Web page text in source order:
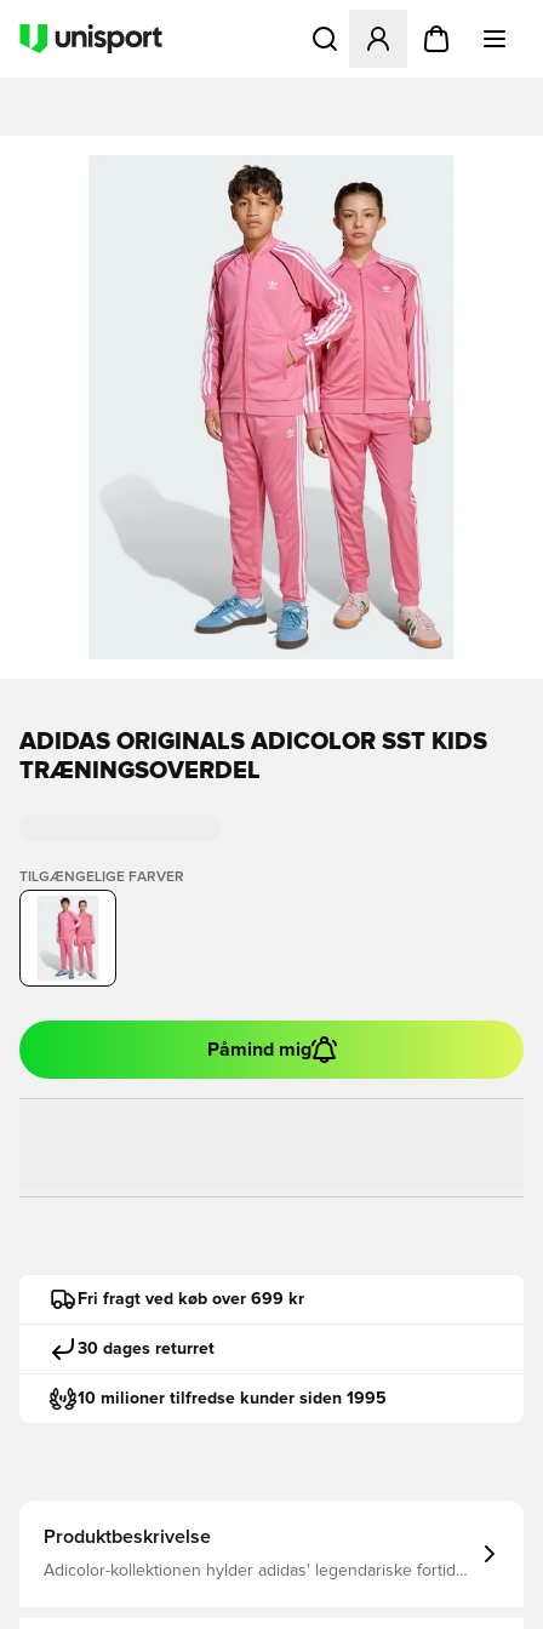
Åbner en Modal til at
ADIDAS ORIGINALS ADICOLOR SST KIDS
TRÆNINGSOVERDEL
TILGÆNGELIGE FARVER
Påmind mig
Fri fragt ved køb over 699 kr
30 dages returret
10 milioner tilfredse kunder siden 1995
Produktbeskrivelse
Adicolor-kollektionen hylder adidas' legendariske fortid